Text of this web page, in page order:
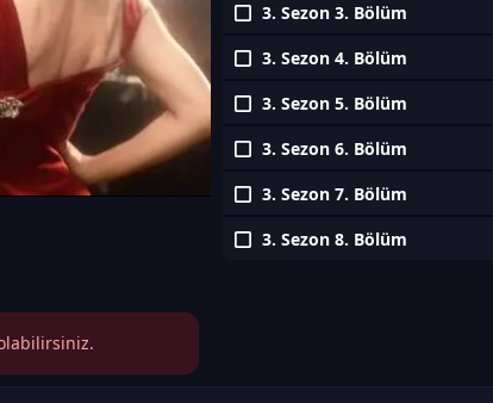
3. Sezon 3. Bölüm
3. Sezon 4. Bölüm
3. Sezon 5. Bölüm
3. Sezon 6. Bölüm
3. Sezon 7. Bölüm
3. Sezon 8. Bölüm